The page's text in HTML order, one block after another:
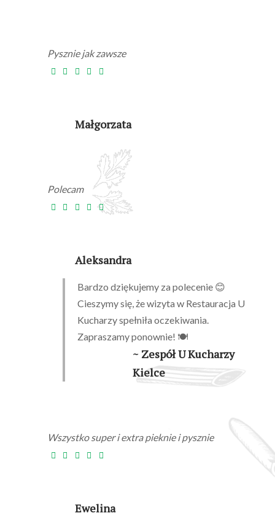
Pysznie jak zawsze
Małgorzata
Polecam
Aleksandra
Bardzo dziękujemy za polecenie 😊
Cieszymy się, że wizyta w Restauracja U
Kucharzy spełniła oczekiwania.
Zapraszamy ponownie! 🍽️
~ Zespół U Kucharzy
Kielce
Wszystko super i extra pieknie i pysznie
Ewelina